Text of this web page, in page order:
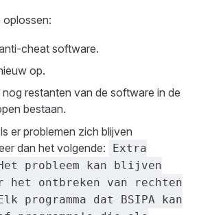
oplossen:
cheat software.
op.
restanten van de software in de
bestaan.
er problemen zich blijven
dan het volgende:
Extra
probleem kan blijven
het ontbreken van rechten
programma dat BSIPA kan